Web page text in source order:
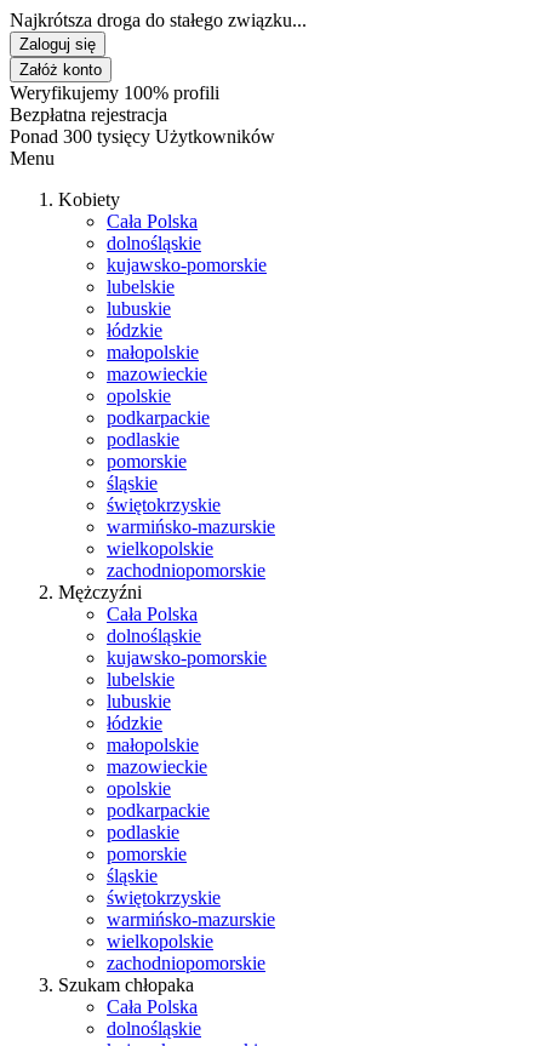
Najkrótsza droga do stałego związku...
Zaloguj się
Załóż konto
Weryfikujemy 100% profili
Bezpłatna rejestracja
Ponad 300 tysięcy Użytkowników
Menu
Kobiety
Cała Polska
dolnośląskie
kujawsko-pomorskie
lubelskie
lubuskie
łódzkie
małopolskie
mazowieckie
opolskie
podkarpackie
podlaskie
pomorskie
śląskie
świętokrzyskie
warmińsko-mazurskie
wielkopolskie
zachodniopomorskie
Mężczyźni
Cała Polska
dolnośląskie
kujawsko-pomorskie
lubelskie
lubuskie
łódzkie
małopolskie
mazowieckie
opolskie
podkarpackie
podlaskie
pomorskie
śląskie
świętokrzyskie
warmińsko-mazurskie
wielkopolskie
zachodniopomorskie
Szukam chłopaka
Cała Polska
dolnośląskie